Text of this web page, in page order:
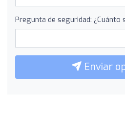
Pregunta de seguridad: ¿Cuánto
Enviar